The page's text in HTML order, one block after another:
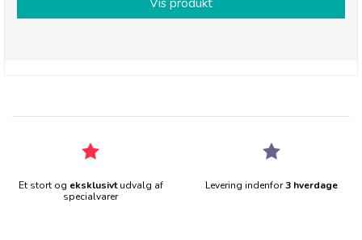
Et stort og eksklusivtudvalg af
specialvarer
Levering indenfor3 hverdage